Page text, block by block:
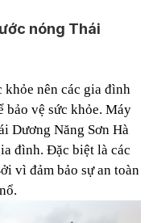
nóng Thái
nên các gia đình
bảo vệ sức khỏe. Máy
Dương Năng Sơn Hà
đình. Đặc biệt là các
vì đảm bảo sự an toàn